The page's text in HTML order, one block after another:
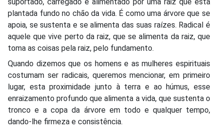
suportado, carregado e alimentado por uma raiz que está
plantada fundo no chão da vida. É como uma árvore que se
apoia, se sustenta e se alimenta das suas raízes. Radical é
aquele que vive perto da raiz, que se alimenta da raiz, que
toma as coisas pela raiz, pelo fundamento.
Quando dizemos que os homens e as mulheres espirituais
costumam ser radicais, queremos mencionar, em primeiro
lugar, esta proximidade junto à terra e ao húmus, esse
enraizamento profundo que alimenta a vida, que sustenta o
tronco e a copa da árvore em todo e qualquer tempo,
dando-lhe firmeza e consistência.